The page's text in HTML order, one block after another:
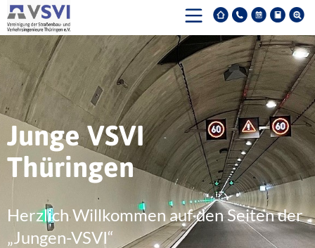
Junge VSVI
Thüringen
Herzlich Willkommen auf den Seiten der
„Jungen-VSVI“